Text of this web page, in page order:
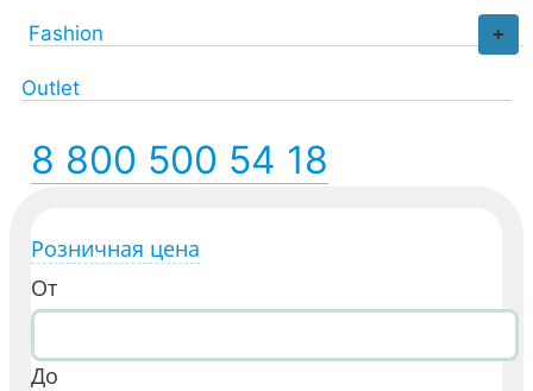
+
Fashion
Outlet
8 800 500 54 18
Розничная цена
От
До